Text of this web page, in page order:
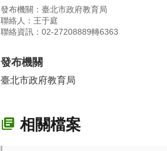
發布機關：臺北市政府教育局
聯絡人：王于庭
聯絡資訊：02-27208889轉6363
發布機關
臺北市政府教育局
相關檔案